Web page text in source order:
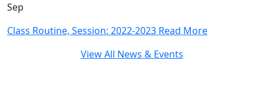
Sep
Class Routine, Session: 2022-2023 Read More
View All News & Events